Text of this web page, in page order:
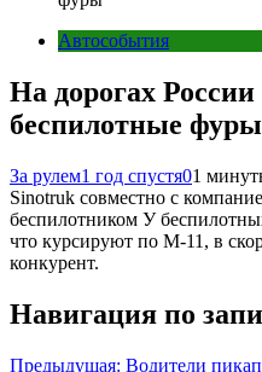
Автособытия
На дорогах
беспилотные фуры
За рулем1 год спустя01
Sinotruk совместно с
беспилотником У
что курсируют по М-11, в
конкурент.
Навигация по
Предыдущая: Водители